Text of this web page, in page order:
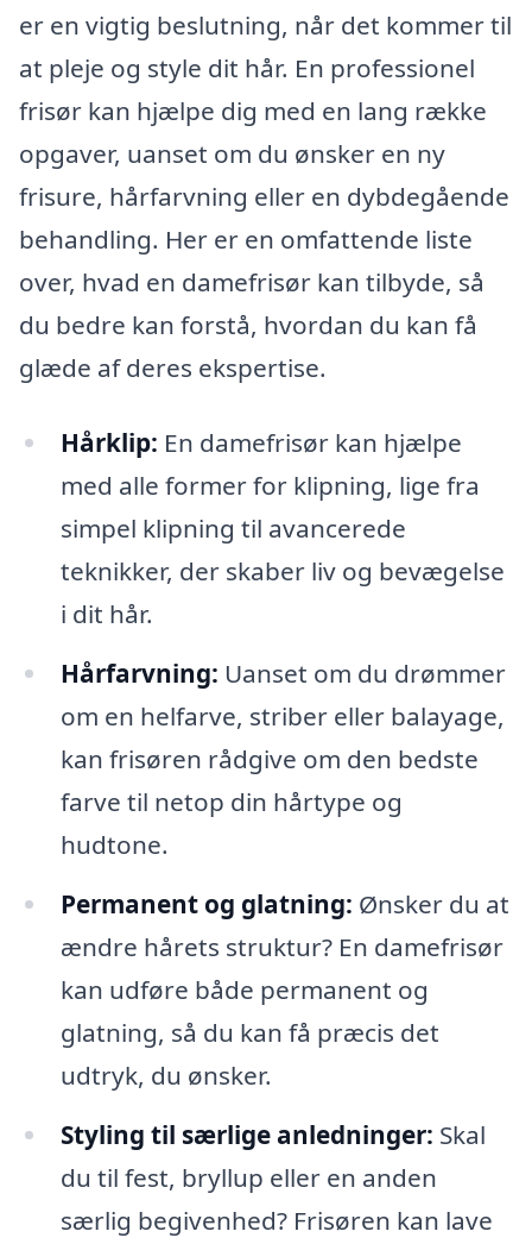
er en vigtig beslutning, når det kommer til
at pleje og style dit hår. En professionel
frisør kan hjælpe dig med en lang række
opgaver, uanset om du ønsker en ny
frisure, hårfarvning eller en dybdegående
behandling. Her er en omfattende liste
over, hvad en damefrisør kan tilbyde, så
du bedre kan forstå, hvordan du kan få
glæde af deres ekspertise.
Hårklip: En damefrisør kan hjælpe
med alle former for klipning, lige fra
simpel klipning til avancerede
teknikker, der skaber liv og bevægelse
i dit hår.
Hårfarvning: Uanset om du drømmer
om en helfarve, striber eller balayage,
kan frisøren rådgive om den bedste
farve til netop din hårtype og
hudtone.
Permanent og glatning: Ønsker du at
ændre hårets struktur? En damefrisør
kan udføre både permanent og
glatning, så du kan få præcis det
udtryk, du ønsker.
Styling til særlige anledninger: Skal
du til fest, bryllup eller en anden
særlig begivenhed? Frisøren kan lave